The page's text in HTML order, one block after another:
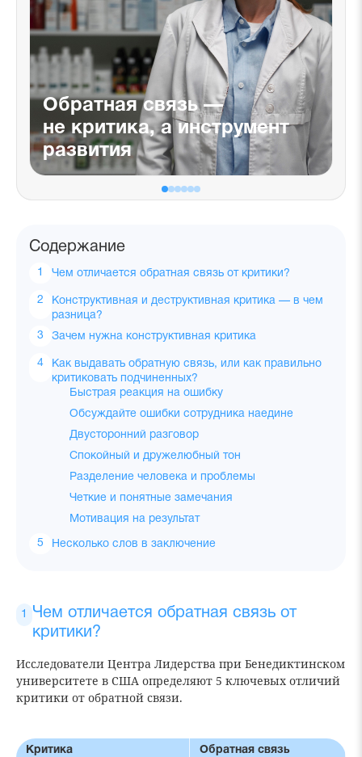
Обратная связь —
не критика, а инструмент
развития
Содержание
Чем отличается обратная связь от критики?
Конструктивная и деструктивная критика — в чем
разница?
Зачем нужна конструктивная критика
Как выдавать обратную связь, или как правильно
критиковать подчиненных?
Быстрая реакция на ошибку
Обсуждайте ошибки сотрудника наедине
Двусторонний разговор
Спокойный и дружелюбный тон
Разделение человека и проблемы
Четкие и понятные замечания
Мотивация на результат
Несколько слов в заключение
Чем отличается обратная связь от
критики?
Исследователи Центра Лидерства при Бенедиктинском
университете в США определяют 5 ключевых отличий
критики от обратной связи.
Критика Обратная связь